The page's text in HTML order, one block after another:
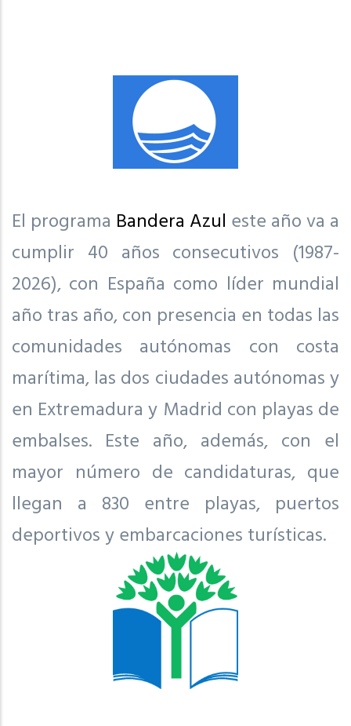
El programa Bandera Azul este año va a
cumplir 40 años consecutivos (1987-
2026), con España como líder mundial
año tras año, con presencia en todas las
comunidades autónomas con costa
marítima, las dos ciudades autónomas y
en Extremadura y Madrid con playas de
embalses. Este año, además, con el
mayor número de candidaturas, que
llegan a 830 entre playas, puertos
deportivos y embarcaciones turísticas.